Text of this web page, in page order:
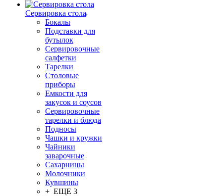
Сервировка стола
Бокалы
Подставки для
бутылок
Сервировочные
салфетки
Тарелки
Столовые
приборы
Емкости для
закусок и соусов
Сервировочные
тарелки и блюда
Подносы
Чашки и кружки
Чайники
заварочные
Сахарницы
Молочники
Кувшины
+ ЕЩЕ 3